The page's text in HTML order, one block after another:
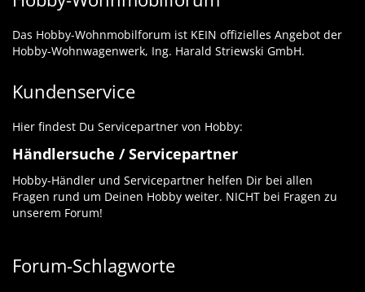
Das Hobby-Wohnmobilforum ist KEIN offizielles Angebot der
Hobby-Wohnwagenwerk, Ing. Harald Striewski GmbH.
Kundenservice
Hier findest Du Servicepartner von Hobby:
Händlersuche / Servicepartner
Hobby-Händler und Servicepartner helfen Dir bei allen
Fragen rund um Deinen Hobby weiter. NICHT bei Fragen zu
unserem Forum!
Forum-Schlagworte